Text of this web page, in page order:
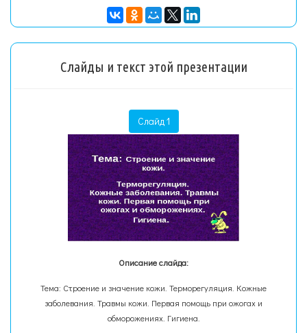
Слайды и текст этой презентации
Слайд 1
Описание слайда:
Тема: Строение и значение кожи. Терморегуляция. Кожные
заболевания. Травмы кожи. Первая помощь при ожогах и
обморожениях. Гигиена.